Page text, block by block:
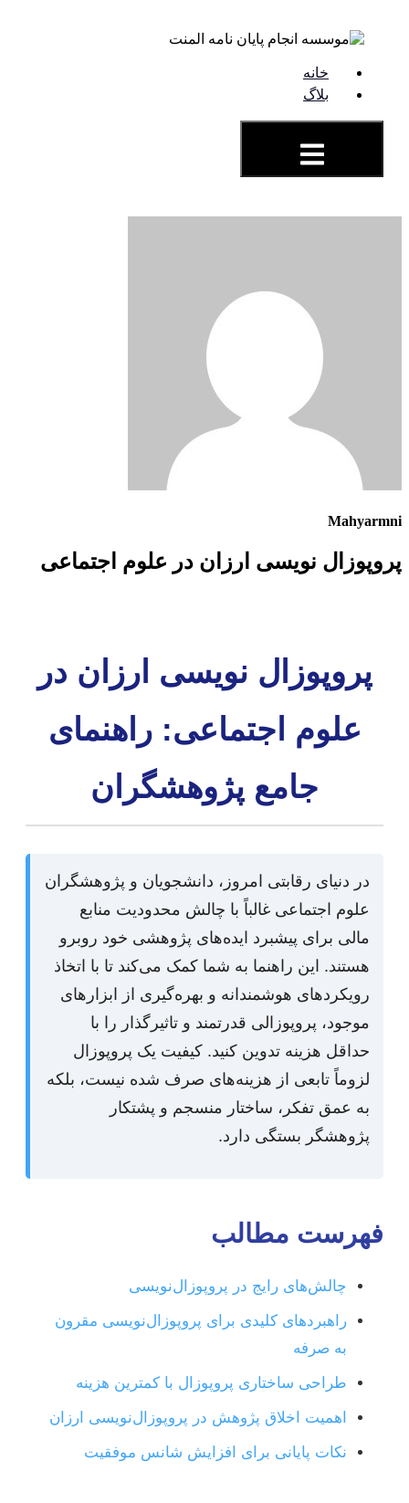
خانه
بلاگ
Mahyarmni
پروپوزال نویسی ارزان در علوم اجتماعی
پروپوزال نویسی ارزان در
علوم اجتماعی: راهنمای
جامع پژوهشگران
در دنیای رقابتی امروز، دانشجویان و پژوهشگران
علوم اجتماعی غالباً با چالش‌ محدودیت منابع
مالی برای پیشبرد ایده‌های پژوهشی خود روبرو
هستند. این راهنما به شما کمک می‌کند تا با اتخاذ
رویکردهای هوشمندانه و بهره‌گیری از ابزارهای
موجود، پروپوزالی قدرتمند و تاثیرگذار را با
حداقل هزینه تدوین کنید. کیفیت یک پروپوزال
لزوماً تابعی از هزینه‌های صرف شده نیست، بلکه
به عمق تفکر، ساختار منسجم و پشتکار
پژوهشگر بستگی دارد.
فهرست مطالب
چالش‌های رایج در پروپوزال‌نویسی
راهبردهای کلیدی برای پروپوزال‌نویسی مقرون
به صرفه
طراحی ساختاری پروپوزال با کمترین هزینه
اهمیت اخلاق پژوهش در پروپوزال‌نویسی ارزان
نکات پایانی برای افزایش شانس موفقیت